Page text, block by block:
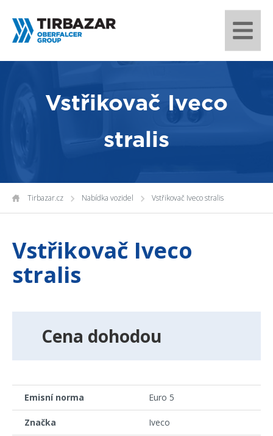
Vstřikovač Iveco
stralis
Tirbazar.cz Nabídka vozidel Vstřikovač Iveco stralis
Vstřikovač Iveco
stralis
Cena dohodou
Emisní norma Euro 5
Značka Iveco